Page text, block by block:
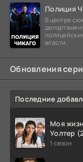
Полиция
В центре
власти.
Обновления
Последние
Моя
Уолтер
1 сезон